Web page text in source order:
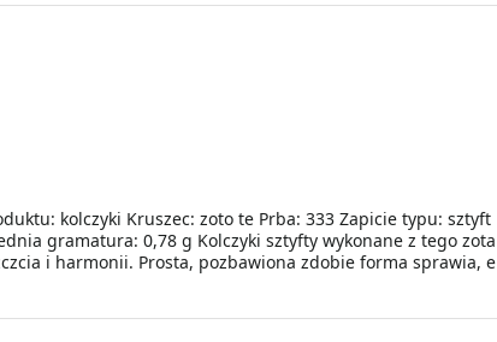
kolczyki Kruszec: zoto te Prba: 333 Zapicie typu: sztyft
gramatura: 0,78 g Kolczyki sztyfty wykonane z tego zota
i harmonii. Prosta, pozbawiona zdobie forma sprawia, e